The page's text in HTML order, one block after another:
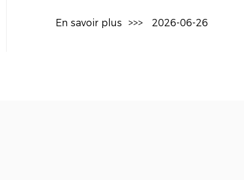
En savoir plus >>> 2026-06-26